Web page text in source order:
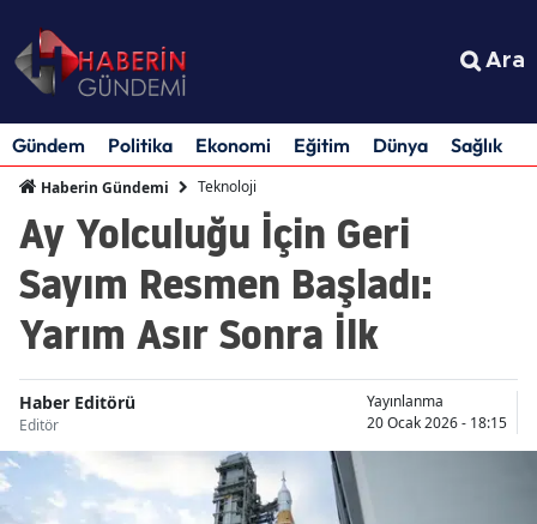
Ara
Gündem Politika Ekonomi Eğitim Dünya Sağlık
Haberin Gündemi Teknoloji
Ay Yolculuğu İçin Geri
Sayım Resmen Başladı:
Yarım Asır Sonra İlk
Haber Editörü
Editör
Yayınlanma
20 Ocak 2026 - 18:15